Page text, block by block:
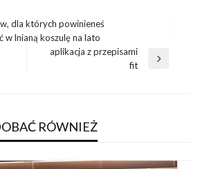
dla których powinieneś
w lnianą koszulę na lato
aplikacja z przepisami
fit
RÓWNIEŻ